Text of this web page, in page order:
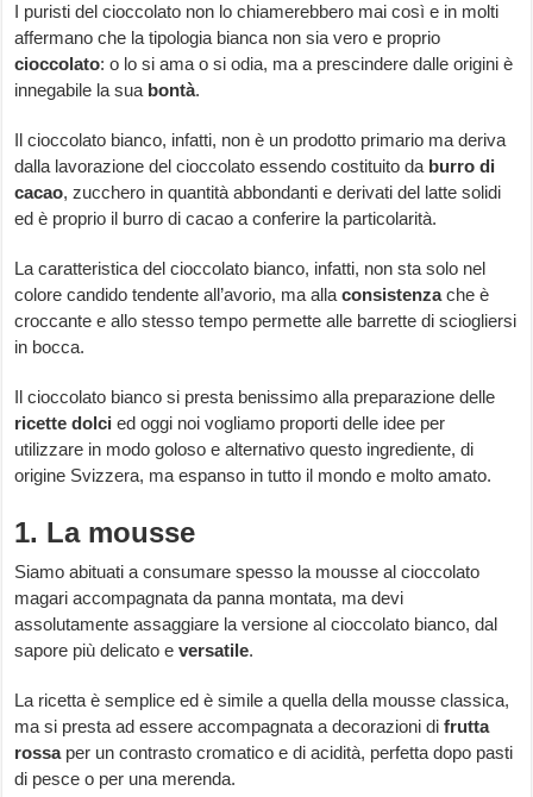
I puristi del cioccolato non lo chiamerebbero mai così e in molti
affermano che la tipologia bianca non sia vero e proprio
cioccolato: o lo si ama o si odia, ma a prescindere dalle origini è
innegabile la sua bontà.
Il cioccolato bianco, infatti, non è un prodotto primario ma deriva
dalla lavorazione del cioccolato essendo costituito da burro di
cacao, zucchero in quantità abbondanti e derivati del latte solidi
ed è proprio il burro di cacao a conferire la particolarità.
La caratteristica del cioccolato bianco, infatti, non sta solo nel
colore candido tendente all’avorio, ma allaconsistenzache è
croccante e allo stesso tempo permette alle barrette di sciogliersi
in bocca.
Il cioccolato bianco si presta benissimo alla preparazione delle
ricette dolci ed oggi noi vogliamo proporti delle idee per
utilizzare in modo goloso e alternativo questo ingrediente, di
origine Svizzera, ma espanso in tutto il mondo e molto amato.
1. La mousse
Siamo abituati a consumare spesso la mousse al cioccolato
magari accompagnata da panna montata, ma devi
assolutamente assaggiare la versione al cioccolato bianco, dal
sapore più delicato eversatile.
La ricetta è semplice ed è simile a quella della mousse classica,
ma si presta ad essere accompagnata a decorazioni difrutta
rossaper un contrasto cromatico e di acidità, perfetta dopo pasti
di pesce o per una merenda.